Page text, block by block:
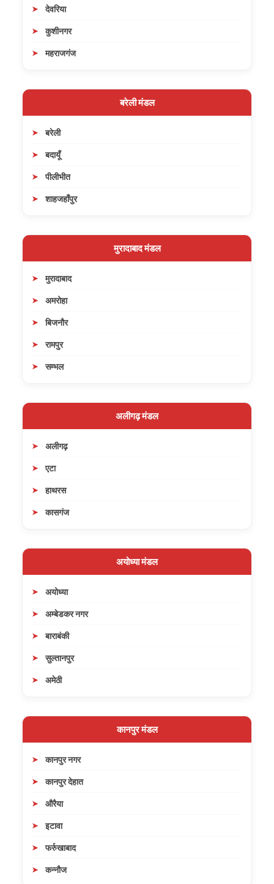
देवरिया
कुशीनगर
महराजगंज
बरेली मंडल
बरेली
बदायूँ
पीलीभीत
शाहजहाँपुर
मुरादाबाद मंडल
मुरादाबाद
अमरोहा
बिजनौर
रामपुर
सम्भल
अलीगढ़ मंडल
अलीगढ़
एटा
हाथरस
कासगंज
अयोध्या मंडल
अयोध्या
अम्बेडकर नगर
बाराबंकी
सुल्तानपुर
अमेठी
कानपुर मंडल
कानपुर नगर
कानपुर देहात
औरैया
इटावा
फर्रुखाबाद
कन्नौज